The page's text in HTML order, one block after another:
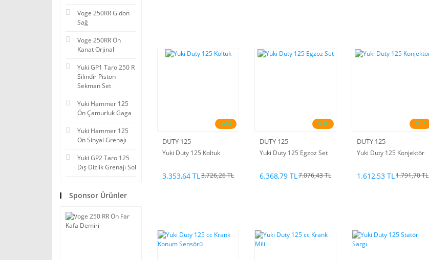
Voge 250RR Gidon
Sağ
Voge 250RR Ön
Kanat Orjinal
Yuki GP1 Taro 250 R
Silindir Piston
Sekman Set
Yuki Hammer 125
Ön Çamurluk Gaga
Yuki Hammer 125
Ön Sinyal Grenajı
Yuki GP2 Taro 125
Dış Dizlik Grenajı Sol
Sponsor Ürünler
%10
DUTY 125
Yuki Duty 125 Koltuk
3.353,64 TL 3.726,26 TL
%10
DUTY 125
Yuki Duty 125 Egzoz Set
6.368,79 TL 7.076,43 TL
%10
DUTY 125
Yuki Duty 125 Konjektör
1.612,53 TL 1.791,70 TL